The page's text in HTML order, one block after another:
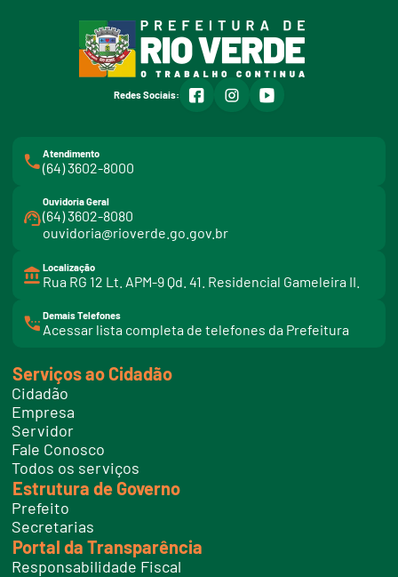
Redes Sociais: facebookinstagramyoutube
Atendimento
(64) 3602-8000
Ouvidoria Geral
(64) 3602-8080
ouvidoria@rioverde.go.gov.br
Localização
Rua RG 12 Lt. APM-9 Qd. 41. Residencial Gameleira II.
Demais Telefones
Acessar lista completa de telefones da Prefeitura
i
t
e
l
f
o
e
s
Serviços ao Cidadão
Cidadão
Empresa
Servidor
Fale Conosco
Todos os serviços
Estrutura de Governo
Prefeito
Secretarias
Portal da Transparência
Responsabilidade Fiscal